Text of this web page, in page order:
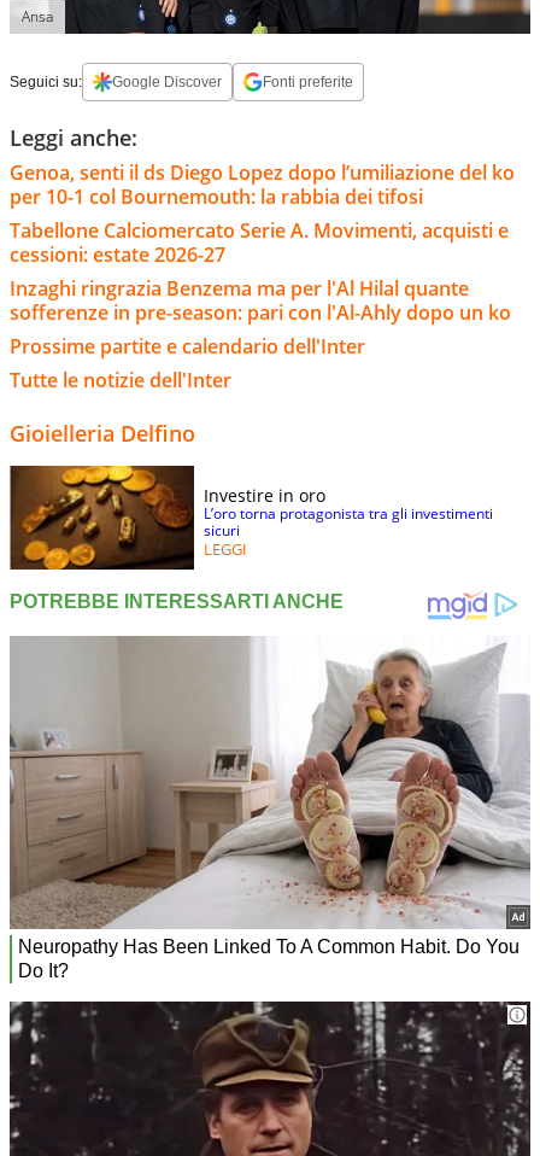
Ansa
Seguici su: Google Discover Fonti preferite
Leggi anche:
Genoa, senti il ds Diego Lopez dopo l’umiliazione del ko
per 10-1 col Bournemouth: la rabbia dei tifosi
Tabellone Calciomercato Serie A. Movimenti, acquisti e
cessioni: estate 2026-27
Inzaghi ringrazia Benzema ma per l'Al Hilal quante
sofferenze in pre-season: pari con l'Al-Ahly dopo un ko
Prossime partite e calendario dell'Inter
Tutte le notizie dell'Inter
Gioielleria Delfino
Investire in oro
L’oro torna protagonista tra gli investimenti
sicuri
LEGGI